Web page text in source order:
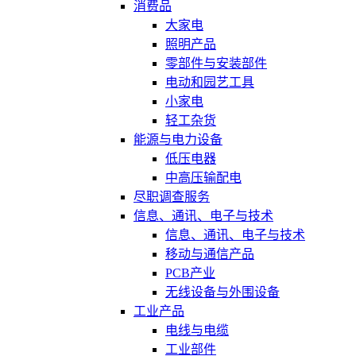
消费品
大家电
照明产品
零部件与安装部件
电动和园艺工具
小家电
轻工杂货
能源与电力设备
低压电器
中高压输配电
尽职调查服务
信息、通讯、电子与技术
信息、通讯、电子与技术
移动与通信产品
PCB产业
无线设备与外围设备
工业产品
电线与电缆
工业部件